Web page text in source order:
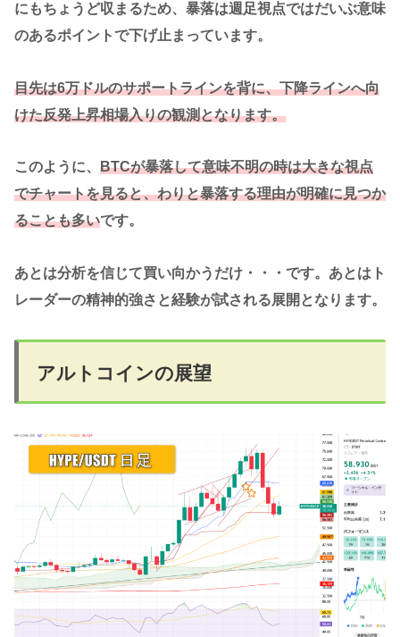
にもちょうど収まるため、暴落は週足視点ではだいぶ意味
のあるポイントで下げ止まっています。
目先は6万ドルのサポートラインを背に、下降ラインへ向
けた反発上昇相場入りの観測となります。
このように、 BTCが暴落して意味不明の時は大きな視点
でチャートを見ると、わりと暴落する理由が明確に見つか
ることも多いです。
あとは分析を信じて買い向かうだけ・・・です。あとはト
レーダーの精神的強さと経験が試される展開となります。
アルトコインの展望